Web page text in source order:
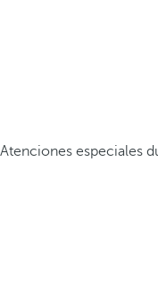
Atenciones especiales